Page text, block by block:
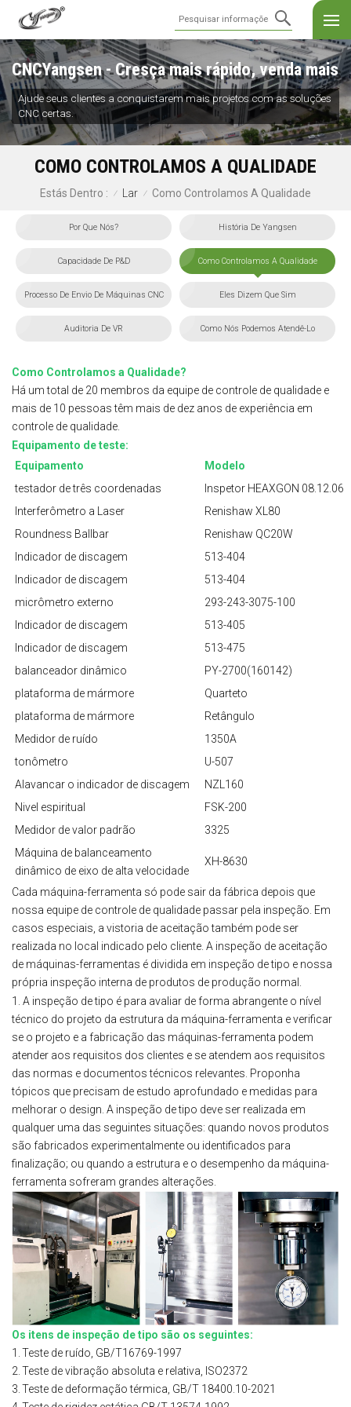
CNCYangsen - Cresça mais rápido, venda mais
Ajude seus clientes a conquistarem mais projetos com as soluções
CNC certas.
COMO CONTROLAMOS A QUALIDADE
Estás Dentro : / Lar / Como Controlamos A Qualidade
Por Que Nós? História De Yangsen
Capacidade De P&D Como Controlamos A Qualidade
Processo De Envio De Máquinas CNC Eles Dizem Que Sim
Auditoria De VR Como Nós Podemos Atendê-Lo
Como Controlamos a Qualidade?
Há um total de 20 membros da equipe de controle de qualidade e
mais de 10 pessoas têm mais de dez anos de experiência em
controle de qualidade.
Equipamento de teste:
Equipamento
Modelo
testador de três coordenadas
Inspetor HEAXGON 08.12.06
Interferômetro a Laser
Renishaw XL80
Roundness Ballbar
Renishaw QC20W
Indicador de discagem
513-404
Indicador de discagem
513-404
micrômetro externo
293-243-3075-100
Indicador de discagem
513-405
Indicador de discagem
513-475
balanceador dinâmico
PY-2700(160142)
plataforma de mármore
Quarteto
plataforma de mármore
Retângulo
Medidor de ruído
1350A
tonômetro
U-507
Alavancar o indicador de discagem
NZL160
Nivel espiritual
FSK-200
Medidor de valor padrão
3325
Máquina de balanceamento
dinâmico de eixo de alta velocidade
XH-8630
Cada máquina-ferramenta só pode sair da fábrica depois que
nossa equipe de controle de qualidade passar pela inspeção. Em
casos especiais, a vistoria de aceitação também pode ser
realizada no local indicado pelo cliente. A inspeção de aceitação
de máquinas-ferramentas é dividida em inspeção de tipo e nossa
própria inspeção interna de produtos de produção normal.
1. A inspeção de tipo é para avaliar de forma abrangente o nível
técnico do projeto da estrutura da máquina-ferramenta e verificar
se o projeto e a fabricação das máquinas-ferramenta podem
atender aos requisitos dos clientes e se atendem aos requisitos
das normas e documentos técnicos relevantes. Proponha
tópicos que precisam de estudo aprofundado e medidas para
melhorar o design. A inspeção de tipo deve ser realizada em
qualquer uma das seguintes situações: quando novos produtos
são fabricados experimentalmente ou identificados para
finalização; ou quando a estrutura e o desempenho da máquina-
ferramenta sofreram grandes alterações.
Os itens de inspeção de tipo são os seguintes:
1.Teste de ruído, GB/T16769-1997
2.Teste de vibração absoluta e relativa, ISO2372
3.Teste de deformação térmica, GB/T 18400.10-2021